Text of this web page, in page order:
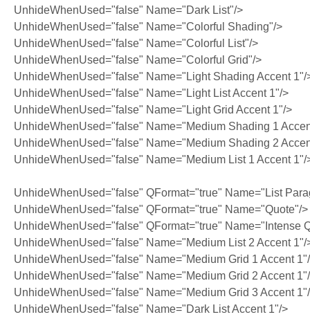
UnhideWhenUsed="false" Name="Dark List"/>
UnhideWhenUsed="false" Name="Colorful Shading"/>
UnhideWhenUsed="false" Name="Colorful List"/>
UnhideWhenUsed="false" Name="Colorful Grid"/>
UnhideWhenUsed="false" Name="Light Shading Accent 1"/
UnhideWhenUsed="false" Name="Light List Accent 1"/>
UnhideWhenUsed="false" Name="Light Grid Accent 1"/>
UnhideWhenUsed="false" Name="Medium Shading 1
UnhideWhenUsed="false" Name="Medium Shading 2
UnhideWhenUsed="false" Name="Medium List 1 Accent 1"/
UnhideWhenUsed="false" QFormat="true" Name="List
UnhideWhenUsed="false" QFormat="true" Name="Quote"/>
UnhideWhenUsed="false" QFormat="true" Name="Intense
UnhideWhenUsed="false" Name="Medium List 2 Accent 1"/
UnhideWhenUsed="false" Name="Medium Grid 1 Accent
UnhideWhenUsed="false" Name="Medium Grid 2 Accent
UnhideWhenUsed="false" Name="Medium Grid 3 Accent
UnhideWhenUsed="false" Name="Dark List Accent 1"/>